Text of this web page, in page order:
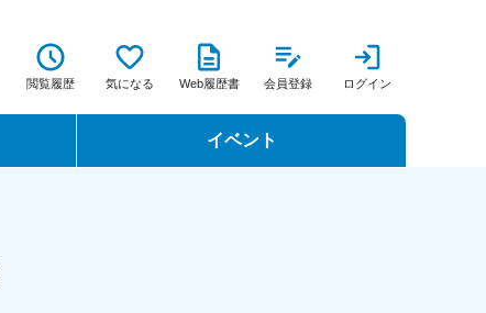
閲覧履歴 気になる Web履歴書 会員登録 ログイン
イベント